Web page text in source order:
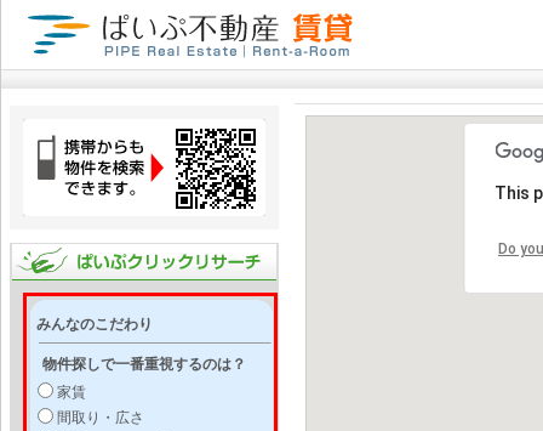
みんなのこだわり
物件探しで一番重視するのは？
家賃
間取り・広さ
This
Do